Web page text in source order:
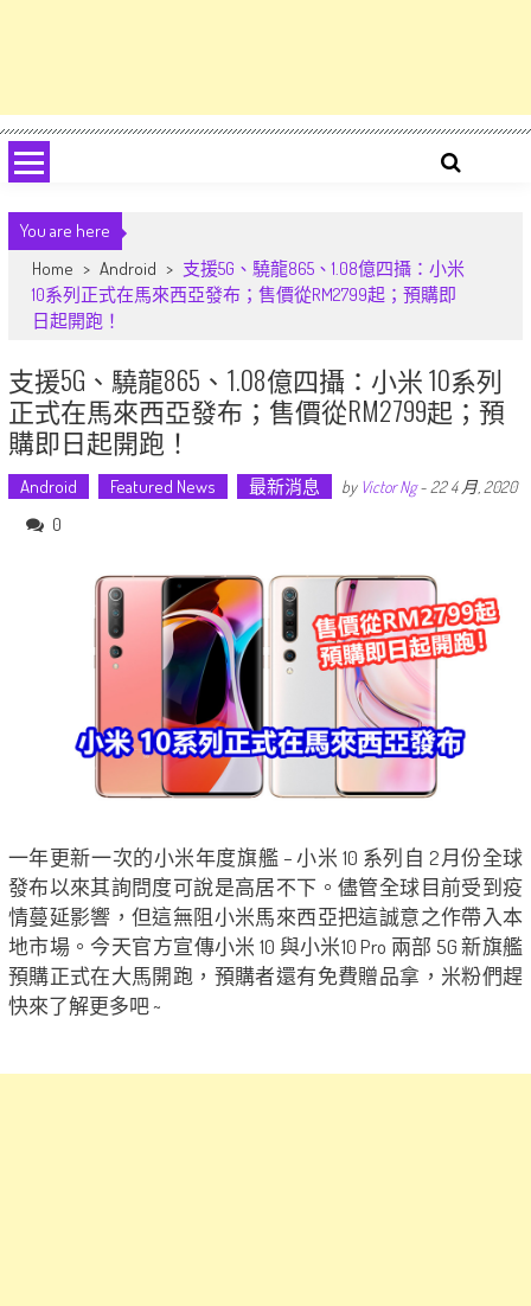
You are here
Home > Android > 支援5G、驍龍865、1.08億四攝：小米
10系列正式在馬來西亞發布；售價從RM2799起；預購即
日起開跑！
支援5G、驍龍865、1.08億四攝：小米 10系列
正式在馬來西亞發布；售價從RM2799起；預
購即日起開跑！
Android Featured News 最新消息 by Victor Ng- 22 4 月, 2020
0
一年更新一次的小米年度旗艦 – 小米 10 系列自 2月份全球
發布以來其詢問度可說是高居不下。儘管全球目前受到疫
情蔓延影響，但這無阻小米馬來西亞把這誠意之作帶入本
地市場。今天官方宣傳小米 10 與小米10 Pro 兩部 5G 新旗艦
預購正式在大馬開跑，預購者還有免費贈品拿，米粉們趕
快來了解更多吧 ~